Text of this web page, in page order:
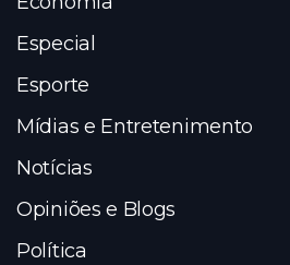
Especial
Esporte
Mídias e Entretenimento
Notícias
Opiniões e Blogs
Política